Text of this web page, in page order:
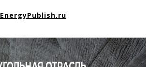
EnergyPublish.ru